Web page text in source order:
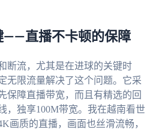
——直播不卡顿的保障
断流，尤其是在进球的关键时
无限流量解决了这个问题。它采
保障直播带宽，而且有精选的回
，独享100M带宽。我在越南看世
画质的直播，画面也丝滑流畅，